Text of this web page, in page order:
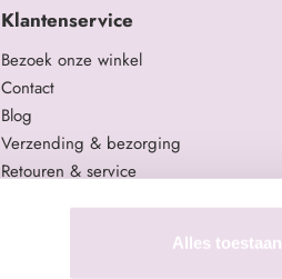
Alles toestaan
Klantenservice
Bezoek onze winkel
Contact
Blog
Verzending & bezorging
Retouren & service